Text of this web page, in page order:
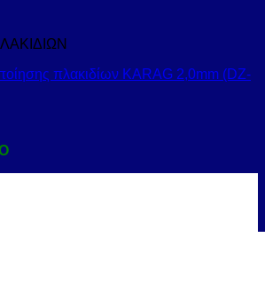
πλακιδίων KARAG 2,0mm (DZ-